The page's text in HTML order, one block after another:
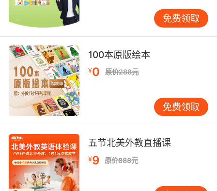
免费领取
100本原版绘本
¥0 原价288元
免费领取
五节北美外教直播课
¥9 原价888元